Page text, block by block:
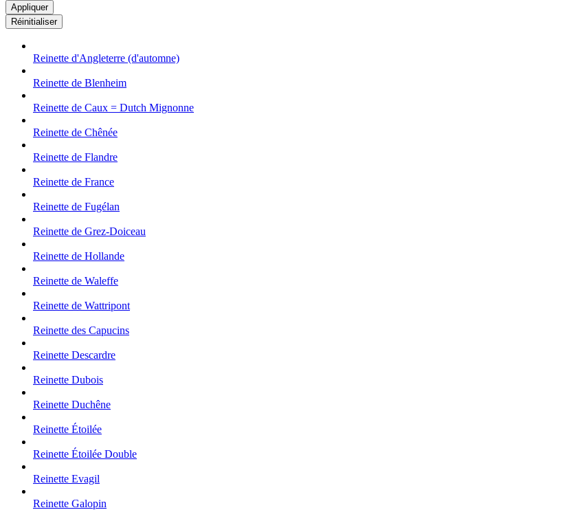
Reinette d'Angleterre (d'automne)
Reinette de Blenheim
Reinette de Caux = Dutch Mignonne
Reinette de Chênée
Reinette de Flandre
Reinette de France
Reinette de Fugélan
Reinette de Grez-Doiceau
Reinette de Hollande
Reinette de Waleffe
Reinette de Wattripont
Reinette des Capucins
Reinette Descardre
Reinette Dubois
Reinette Duchêne
Reinette Étoilée
Reinette Étoilée Double
Reinette Evagil
Reinette Galopin